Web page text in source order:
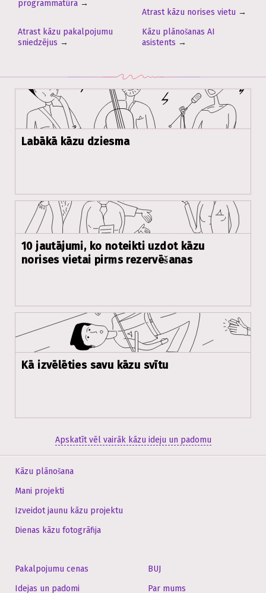
programmatūra →
Atrast kāzu norises vietu →
Atrast kāzu pakalpojumu
sniedzējus →
Kāzu plānošanas AI
asistents →
Labākā kāzu dziesma
10 jautājumi, ko noteikti uzdot kāzu
norises vietai pirms rezervēšanas
Kā izvēlēties savu kāzu svītu
Apskatīt vēl vairāk kāzu ideju un padomu
Kāzu plānošana
Mani projekti
Izveidot jaunu kāzu projektu
Dienas kāzu fotogrāfija
Pakalpojumu cenas
Idejas un padomi
BUJ
Par mums